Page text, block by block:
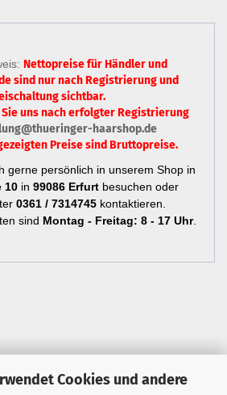
Cookies und andere
Nettopreise für Händler und
sind nurnach Registrierungund
sichtbar.
uns nach erfolgter Registrierung
haarshop.de
Preise sind Bruttopreise.
gerne persönlich in unserem Shop in
10in 99086 Erfurtbesuchen oder
0361 / 7314745kontaktieren.
sind Montag - Freitag: 8 - 17 Uhr.